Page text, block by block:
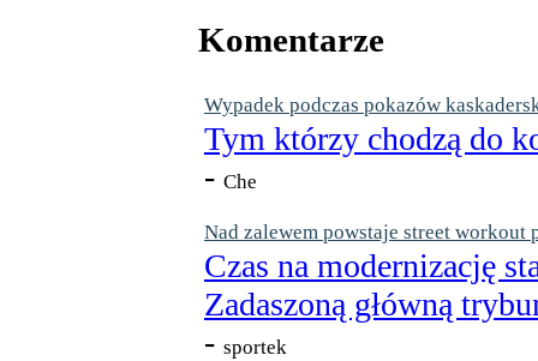
Komentarze
Wypadek podczas pokazów
Tym którzy chodzą do
- Che
Nad zalewem powstaje street workout
Czas na modernizację
Zadaszoną główną
- sportek